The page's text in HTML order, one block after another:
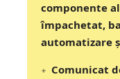
componente
împachetat,
automatizare
Comunicat